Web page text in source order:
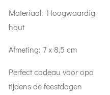
Materiaal: Hoogwaardig
hout
Afmeting: 7 x 8,5 cm
Perfect cadeau voor opa
tijdens de feestdagen